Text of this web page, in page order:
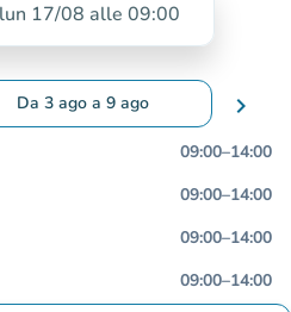
17/08 alle 09:00
Da 3 ago a 9 ago
il calendario per modificare le
chevron_right
09:00–14:00
09:00–14:00
09:00–14:00
09:00–14:00